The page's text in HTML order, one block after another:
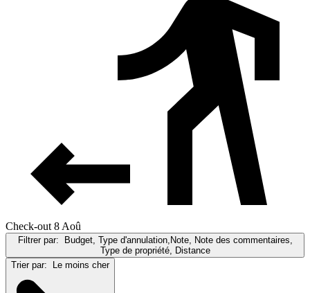
Check-out 8 Aoû
Filtrer par:
Budget, Type d'annulation,Note, Note des commentaires,
Type de propriété, Distance
Trier par:
Le moins cher